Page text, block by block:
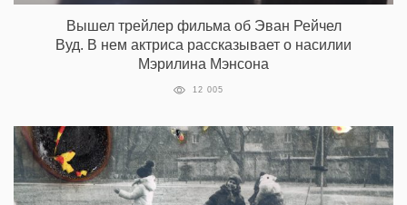
Вышел трейлер фильма об Эван Рейчел
Вуд. В нем актриса рассказывает о насилии
Мэрилина Мэнсона
12 005